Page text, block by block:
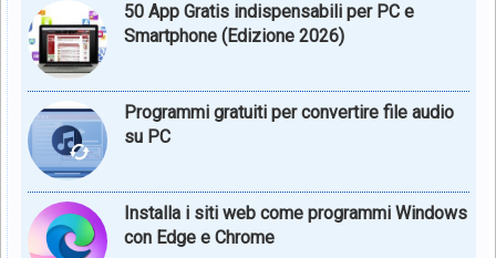
50 App Gratis indispensabili per PC e
Smartphone (Edizione 2026)
Programmi gratuiti per convertire file audio
su PC
Installa i siti web come programmi Windows
con Edge e Chrome